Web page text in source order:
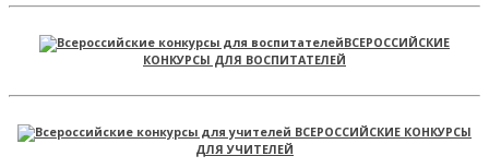
ВСЕРОССИЙСКИЕ
КОНКУРСЫ ДЛЯ ВОСПИТАТЕЛЕЙ
ВСЕРОССИЙСКИЕ КОНКУРСЫ
ДЛЯ УЧИТЕЛЕЙ